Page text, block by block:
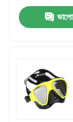
আমাদের সম্পর্কে